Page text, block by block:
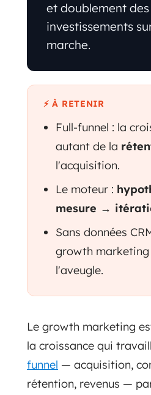
et doublement des
investissements
marche.
⚡ À RETENIR
Full-funnel : la
autant de la
l'acquisition.
Le moteur :
mesure →
Sans données
growth
l'aveugle.
Le growth marketing
la croissance qui
funnel — acquisition,
rétention, revenus —